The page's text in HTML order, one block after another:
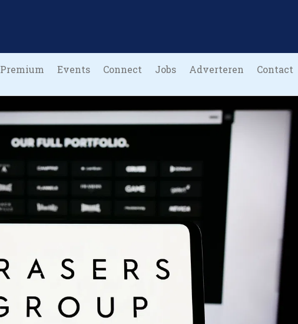
Premium Events Connect Jobs Adverteren Contact